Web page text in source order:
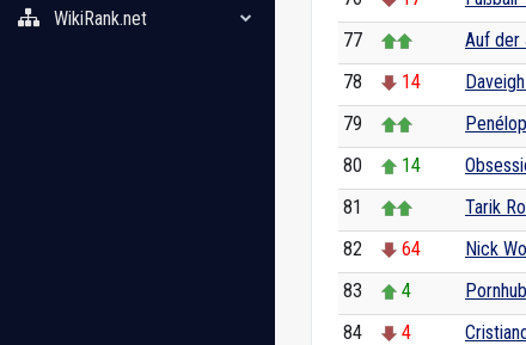
WikiRank.net
77
Auf der
78
14
79
80
14
81
Tarik
82
64 Nick
83
4 Pornhub
84
4